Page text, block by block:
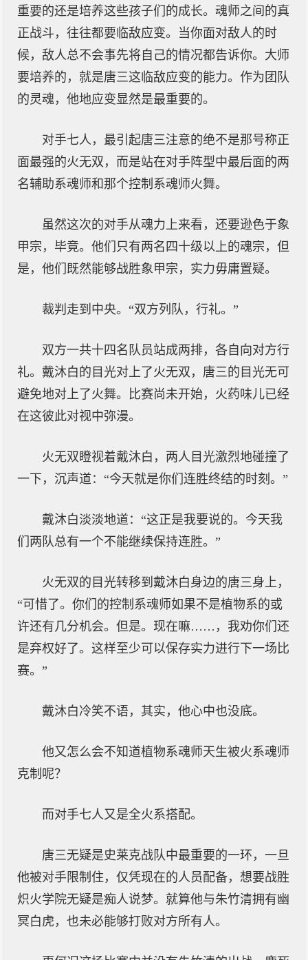
重要的还是培养这些孩子们的成长。魂师之间的真
正战斗，往往都要临敌应变。当你面对敌人的时
候，敌人总不会事先将自己的情况都告诉你。大师
要培养的，就是唐三这临敌应变的能力。作为团队
的灵魂，他地应变显然是最重要的。
对手七人，最引起唐三注意的绝不是那号称正
面最强的火无双，而是站在对手阵型中最后面的两
名辅助系魂师和那个控制系魂师火舞。
虽然这次的对手从魂力上来看，还要逊色于象
甲宗，毕竟。他们只有两名四十级以上的魂宗，但
是，他们既然能够战胜象甲宗，实力毋庸置疑。
裁判走到中央。“双方列队，行礼。”
双方一共十四名队员站成两排，各自向对方行
礼。戴沐白的目光对上了火无双，唐三的目光无可
避免地对上了火舞。比赛尚未开始，火药味儿已经
在这彼此对视中弥漫。
火无双瞪视着戴沐白，两人目光激烈地碰撞了
一下，沉声道：“今天就是你们连胜终结的时刻。”
戴沐白淡淡地道：“这正是我要说的。今天我
们两队总有一个不能继续保持连胜。”
火无双的目光转移到戴沐白身边的唐三身上，
“可惜了。你们的控制系魂师如果不是植物系的或
许还有几分机会。但是。现在嘛……，我劝你们还
是弃权好了。这样至少可以保存实力进行下一场比
赛。”
戴沐白冷笑不语，其实，他心中也没底。
他又怎么会不知道植物系魂师天生被火系魂师
克制呢？
而对手七人又是全火系搭配。
唐三无疑是史莱克战队中最重要的一环，一旦
他被对手限制住，仅凭现在的人员配备，想要战胜
炽火学院无疑是痴人说梦。就算他与朱竹清拥有幽
冥白虎，也未必能够打败对方所有人。